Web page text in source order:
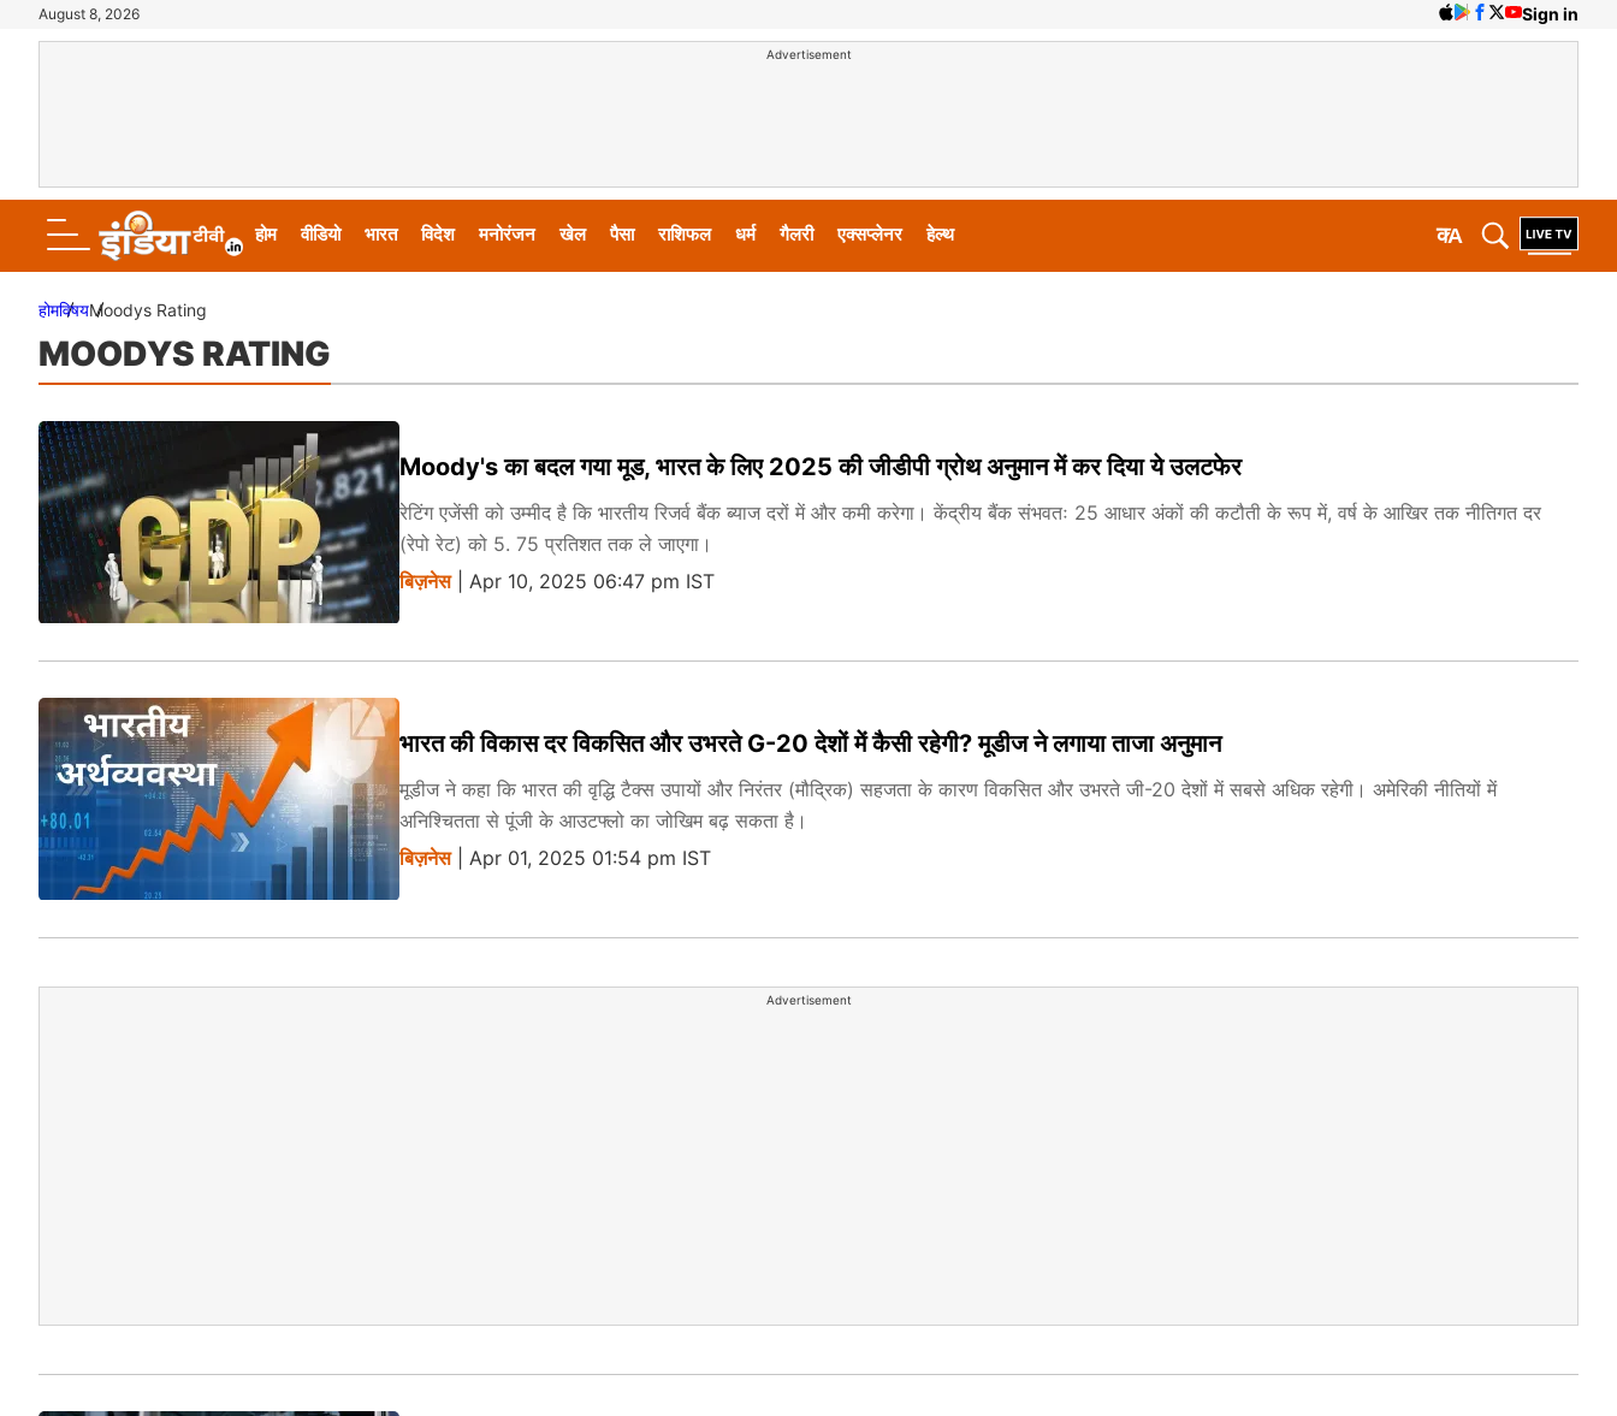
August 8, 2026 Sign in
Advertisement
होम वीडियो भारत विदेश मनोरंजन खेल पैसा राशिफल धर्म गैलरी एक्सप्लेनर हेल्थ A
क
होमविषयMoodys Rating
MOODYS RATING
Moody's का बदल गया मूड, भारत के लिए 2025 की जीडीपी ग्रोथ अनुमान में कर दिया ये उलटफेर
रेटिंग एजेंसी को उम्मीद है कि भारतीय रिजर्व बैंक ब्याज दरों में और कमी करेगा। केंद्रीय बैंक संभवतः 25 आधार अंकों की कटौती के रूप में, वर्ष के आखिर तक नीतिगत दर
(रेपो रेट) को 5. 75 प्रतिशत तक ले जाएगा।
बिज़नेस| Apr 10, 2025 06:47 pm IST
भारत की विकास दर विकसित और उभरते G-20 देशों में कैसी रहेगी? मूडीज ने लगाया ताजा अनुमान
मूडीज ने कहा कि भारत की वृद्धि टैक्स उपायों और निरंतर (मौद्रिक) सहजता के कारण विकसित और उभरते जी-20 देशों में सबसे अधिक रहेगी। अमेरिकी नीतियों में
अनिश्चितता से पूंजी के आउटफ्लो का जोखिम बढ़ सकता है।
बिज़नेस| Apr 01, 2025 01:54 pm IST
Advertisement